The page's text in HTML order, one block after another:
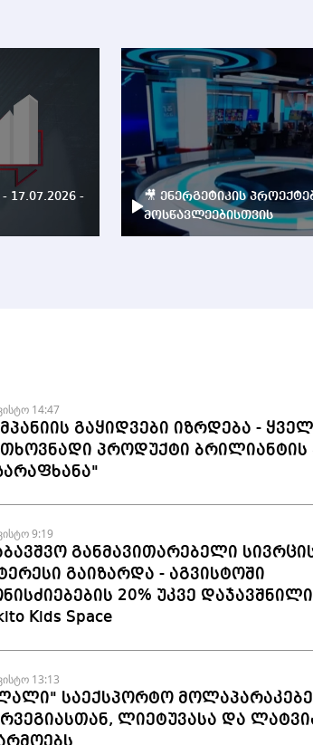
17.07.2026 -
🎥 ენერგეტიკის
მოსწავლეებისთვის
14:47
გაყიდვები იზრდება -
პროდუქტი ბრილიანტის
9:19
განმავითარებელი
გაიზარდა - აგვისტოში
20% უკვე
Kids Space
13:13
საექსპორტო
ლიეტუვასა და